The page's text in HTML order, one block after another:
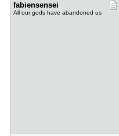
fabiensens​ei
All our gods have abandoned us